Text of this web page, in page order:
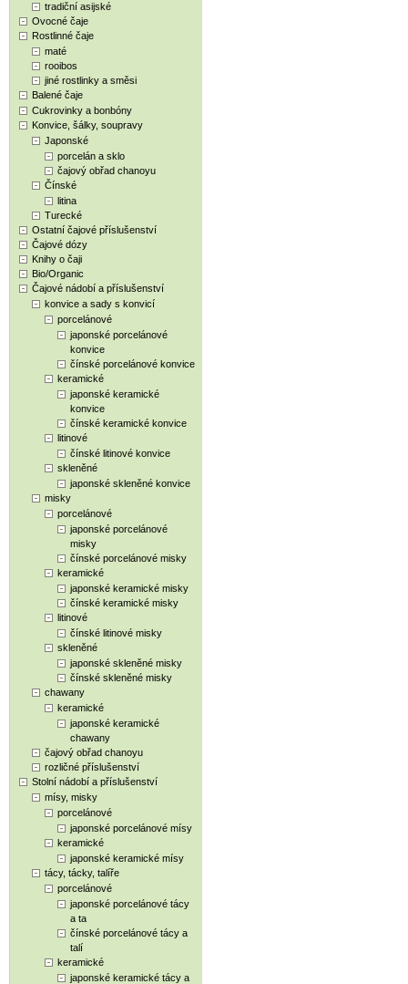
tradiční asijské
Ovocné čaje
Rostlinné čaje
maté
rooibos
jiné rostlinky a směsi
Balené čaje
Cukrovinky a bonbóny
Konvice, šálky, soupravy
Japonské
porcelán a sklo
čajový obřad chanoyu
Čínské
litina
Turecké
Ostatní čajové příslušenství
Čajové dózy
Knihy o čaji
Bio/Organic
Čajové nádobí a příslušenství
konvice a sady s konvicí
porcelánové
japonské porcelánové
konvice
čínské porcelánové konvice
keramické
japonské keramické
konvice
čínské keramické konvice
litinové
čínské litinové konvice
skleněné
japonské skleněné konvice
misky
porcelánové
japonské porcelánové
misky
čínské porcelánové misky
keramické
japonské keramické misky
čínské keramické misky
litinové
čínské litinové misky
skleněné
japonské skleněné misky
čínské skleněné misky
chawany
keramické
japonské keramické
chawany
čajový obřad chanoyu
rozličné příslušenství
Stolní nádobí a příslušenství
mísy, misky
porcelánové
japonské porcelánové mísy
keramické
japonské keramické mísy
tácy, tácky, talíře
porcelánové
japonské porcelánové tácy
a ta
čínské porcelánové tácy a
talí
keramické
japonské keramické tácy a